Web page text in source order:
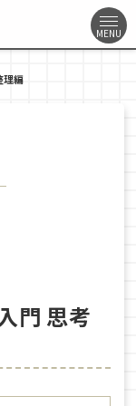
理編
門 思考